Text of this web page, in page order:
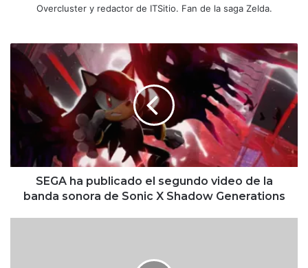
Overcluster y redactor de ITSitio. Fan de la saga Zelda.
SEGA
publicado
el
segundo
video
banda
sonora
de Sonic
SEGA ha publicado el segundo video de la
banda sonora de Sonic X Shadow Generations